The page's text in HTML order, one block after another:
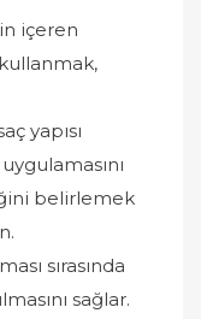
içeren
yapısı
belirlemek
sırasında
sağlar.